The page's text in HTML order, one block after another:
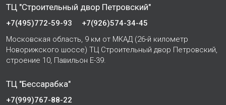
ТЦ "Строительный двор Петровский"
+7(495)772-59-93
+7(926)574-34-45
Московская область, 9 км от МКАД (26-й километр
Новорижского шоссе) ТЦ Строительный двор Петровский,
строение 10, Павильон Е-39.
ТЦ "Бессарабка"
+7(999)767-88-22